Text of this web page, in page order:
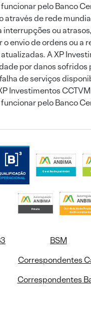
pelo Banco
através de rede
interrupções ou
o envio de ordens ou a
A XP
por danos sofridos
de serviços
Investimentos
pelo Banco
BSM
Correspondentes
Correspondentes